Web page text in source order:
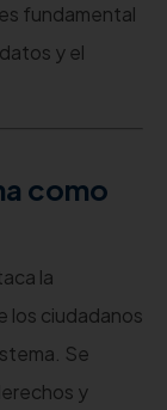
fundamental
y el
como
la
los ciudadanos
Se
y